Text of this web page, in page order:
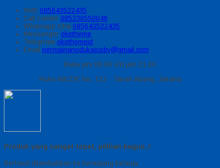
SMS 085643522435
Call Center 085230550048
Whatsapp Icha 085643522435
Messenger oketheme
Telegrram okethemeid
Email permainanedukasisby@gmail.com
Buka jam 08.00 s/d jam 21.00
Ruko ABCDE No. 123 - Tanah Abang, Jakarta
Produk yang sangat tepat, pilihan bagus..!
Berhasil ditambahkan ke keranjang belanja